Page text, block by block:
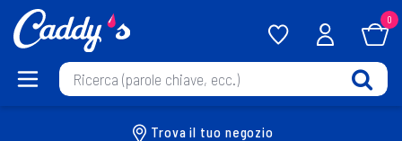
0
Trova il tuo negozio